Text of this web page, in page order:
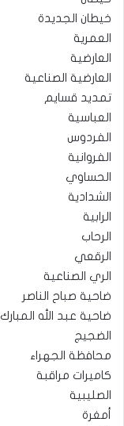
خيطان الجديدة
العمرية
العارضية
العارضية الصناعية
تمديد قسايم
العباسية
الفردوس
الفروانية
الحساوي
الشدادية
الرابية
الرحاب
الرقعي
الري الصناعية
ضاحية صباح الناصر
ضاحية عبد الله المبارك
الضجيج
محافظة الجهراء
كاميرات مراقبة
الصليبية
أمغرة